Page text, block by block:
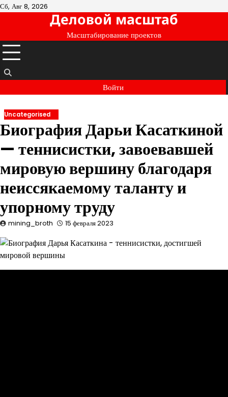
Перейти
Сб, Авг 8, 2026
Деловой масштаб
Масштабирование проектов
Войти
Uncategorised
Биография Дарьи Касаткиной
— теннисистки, завоевавшей
мировую вершину благодаря
неиссякаемому таланту и
упорному труду
mining_broth 15 февраля 2023